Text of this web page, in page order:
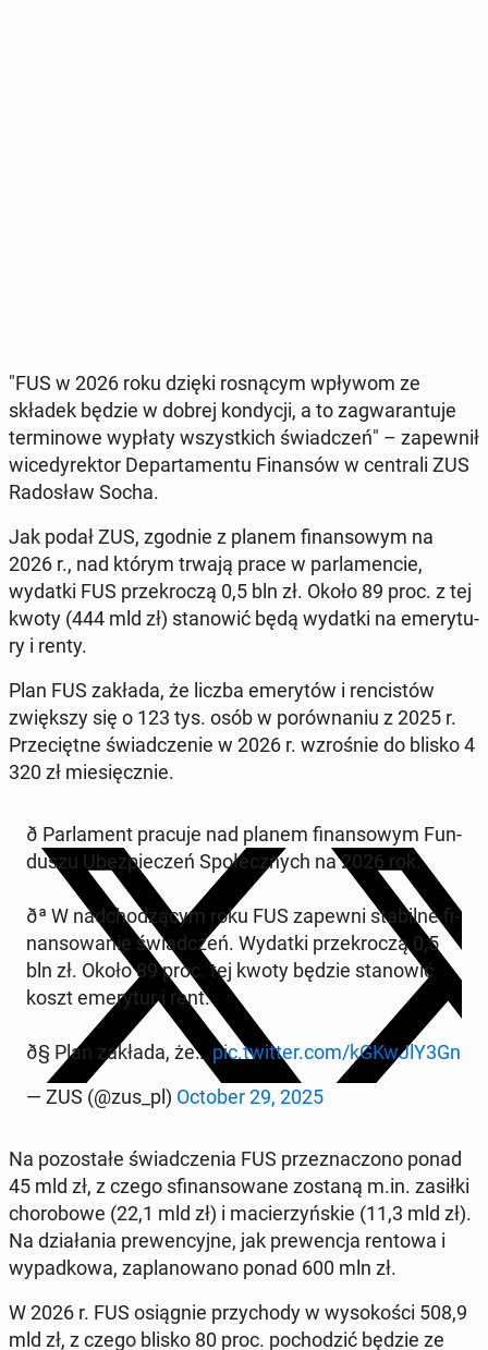
"FUS w 2026 roku dzięki ro­sną­cym wpływom ze
składek będzie w dobrej kon­dy­cji, a to za­gwa­ran­tu­je
ter­mi­no­we wypłaty wszyst­kich świad­czeń" – za­pew­nił
wi­ce­dy­rek­tor De­par­ta­men­tu Fi­nan­sów w cen­tra­li ZUS
Ra­do­sław Socha.
Jak podał ZUS, zgodnie z planem fi­nan­so­wym na
2026 r., nad którym trwają prace w par­la­men­cie,
wydatki FUS prze­kro­czą 0,5 bln zł. Około 89 proc. z tej
kwoty (444 mld zł) sta­no­wić będą wydatki na eme­ry­tu­
ry i renty.
Plan FUS zakłada, że liczba eme­ry­tów i ren­ci­stów
zwięk­szy się o 123 tys. osób w po­rów­na­niu z 2025 r.
Prze­cięt­ne świad­cze­nie w 2026 r. wzro­śnie do blisko 4
320 zł mie­sięcz­nie.
ð️ Par­la­ment pracuje nad planem fi­nan­so­wym Fun­
du­szu Ubez­pie­czeń Spo­łecz­nych na 2026 rok.
ðª W nad­cho­dzą­cym roku FUS zapewni sta­bil­ne fi­
nan­so­wa­nie świad­czeń. Wydatki prze­kro­czą 0,5
bln zł. Około 89 proc. tej kwoty będzie sta­no­wić
koszt eme­ry­tur i rent.
ð§ Plan zakłada, że… pic.twitter.com/kGKwJlY3Gn
— ZUS (@zus_pl) October 29, 2025
Na po­zo­sta­łe świad­cze­nia FUS prze­zna­czo­no ponad
45 mld zł, z czego sfi­nan­so­wa­ne zostaną m.in. zasiłki
cho­ro­bo­we (22,1 mld zł) i ma­cie­rzyń­skie (11,3 mld zł).
Na dzia­ła­nia pre­wen­cyj­ne, jak pre­wen­cja rentowa i
wy­pad­ko­wa, za­pla­no­wa­no ponad 600 mln zł.
W 2026 r. FUS osią­gnie przy­cho­dy w wy­so­ko­ści 508,9
mld zł, z czego blisko 80 proc. po­cho­dzić będzie ze